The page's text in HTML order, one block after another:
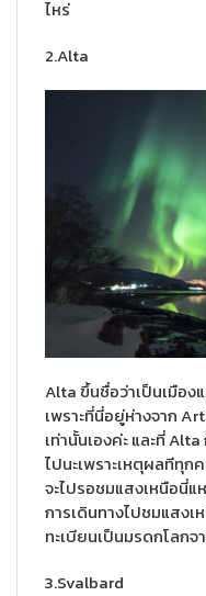
ไหร่
2.Alta
Alta ขึ้นชื่อว่าเป็นเมือง
เพราะที่นี่อยู่ห่างจาก
เท่านั้นเองค่ะ และที่
ไปนะเพราะเหตุผลทีทุก
จะไปรอชมแสงเหนือนี่แ
การเดินทางไปชมแสง
ทะเบียนเป็นมรดกโลกจ
3.Svalbard